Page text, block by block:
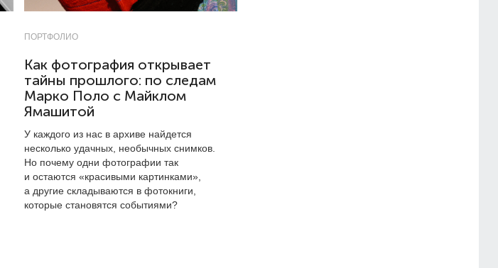
ПОРТФОЛИО
Как фотография открывает
тайны прошлого: по следам
Марко Поло с Майклом
Ямашитой
У каждого из нас в архиве найдется
несколько удачных, необычных снимков.
Но почему одни фотографии так
и остаются «красивыми картинками»,
а другие складываются в фотокниги,
которые становятся событиями?